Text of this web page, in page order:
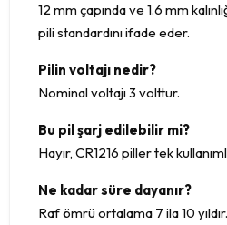
12 mm çapında ve 1.6 mm
pili standardını ifade eder.
Pilin voltajı nedir?
Nominal voltajı 3 volttur.
Bu pil şarj edilebilir mi?
Hayır, CR1216 piller tek
Ne kadar süre dayanır?
Raf ömrü ortalama 7 ila 10 yıldır.